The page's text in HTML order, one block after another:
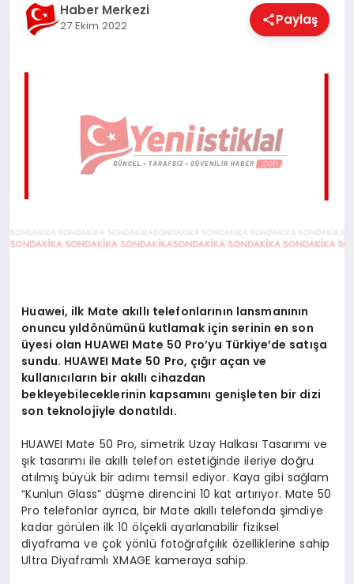
EKONOMI
MAGAZIN
TEKNOLOJI
Haber Merkezi
27 Ekim 2022 Paylaş
Huawei, ilk Mate akıllı telefonlarının lansmanının
onuncu yıldönümünü kutlamak için serinin en son
üyesi olan HUAWEI Mate 50 Pro’yu Türkiye’de satışa
sundu. HUAWEI Mate 50 Pro, çığır açan ve
kullanıcıların bir akıllı cihazdan
bekleyebileceklerinin kapsamını genişleten bir dizi
son teknolojiyle donatıldı.
HUAWEI Mate 50 Pro, simetrik Uzay Halkası Tasarımı ve
şık tasarımı ile akıllı telefon estetiğinde ileriye doğru
atılmış büyük bir adımı temsil ediyor. Kaya gibi sağlam
“Kunlun Glass” düşme direncini 10 kat artırıyor. Mate 50
Pro telefonlar ayrıca, bir Mate akıllı telefonda şimdiye
kadar görülen ilk 10 ölçekli ayarlanabilir fiziksel
diyaframa ve çok yönlü fotoğrafçılık özelliklerine sahip
Ultra Diyaframlı XMAGE kameraya sahip.